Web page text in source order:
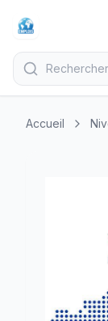
Accueil